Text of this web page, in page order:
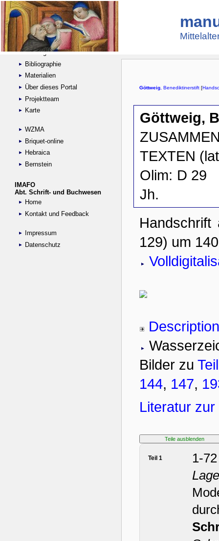
Suche
Handschriftensammlungen
Digitalisierte Handschriften
Kataloge
Bibliographie
Materialien
Über dieses Portal
Projektteam
Karte
WZMA
Briquet-online
Hebraica
Bernstein
IMAFO
Abt. Schrift- und Buchwesen
Home
Kontakt und Feedback
Impressum
Datenschutz